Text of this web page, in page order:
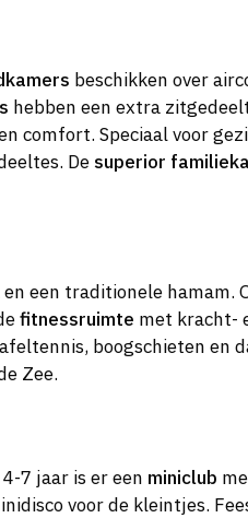
beschikken over
hebben een extra
comfort. Speciaal voor
De superior
een traditionele hamam.
fitnessruimte met kracht-
boogschieten en
Zee.
7 jaar is er een miniclub
voor de kleintjes.